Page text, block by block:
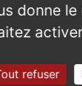
donne
refuser